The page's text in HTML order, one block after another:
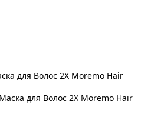
для Волос 2X Moremo Hair